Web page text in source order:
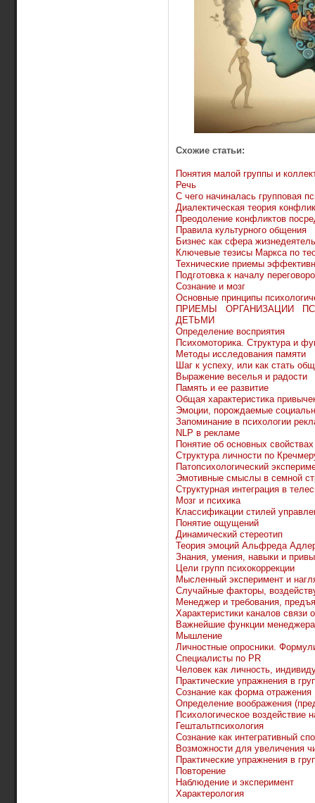
Схожие статьи:
Понятия малой группы и
Речь
С чего начиналась групповая
Диалектическая теория
Преодоление конфликтов
Правила культурного общения
Бизнес как сфера
Ключевые тезисы Маркса по
Технические приемы
Подготовка к началу
Сознание и мозг
Основные принципы
ПРИЕМЫ ОРГАНИЗАЦИИ
ДЕТЬМИ
Определение восприятия
Психомоторика. Структура и
Методы исследования памяти
Шаг к успеху, или как стать
Выражение веселья и радости
Память и ее развитие
Общая характеристика
Эмоции, порождаемые
Запоминание в психологии
NLP в рекламе
Понятие об основных
Структура личности по
Патопсихологический
Эмотивные смыслы в семной
Структурная интеграция в
Мозг и психика
Классификации стилей
Понятие ощущений
Динамический стереотип
Теория эмоций Альфреда
Знания, умения, навыки и
Цели групп психокоррекции
Мысленный эксперимент и
Случайные факторы,
Менеджер и требования,
Характеристики каналов связи
Важнейшие функции менеджера
Мышление
Личностные опросники.
Специалисты по PR
Человек как личность,
Практические упражнения в
Сознание как форма отражения
Определение воображения
Психологическое воздействие
Гештальтпсихология
Сознание как интегративный
Возможности для увеличения
Практические упражнения в
Повторение
Наблюдение и эксперимент
Характерология